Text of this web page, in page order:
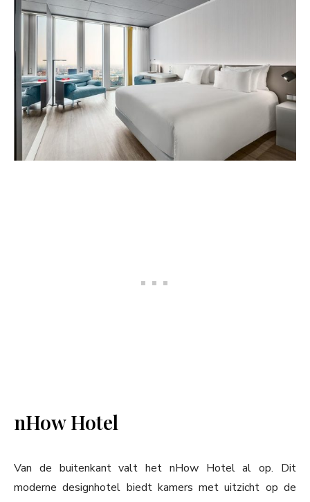
nHow Hotel
Van de buitenkant valt het nHow Hotel al op. Dit
moderne designhotel biedt kamers met uitzicht op de